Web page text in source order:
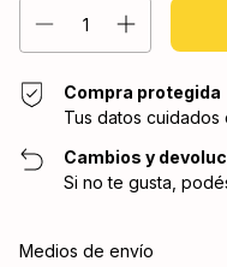
Compra protegida
Tus datos cuidados
Cambios y
Si no te gusta,
Entregas para el CP:
Medios de envío